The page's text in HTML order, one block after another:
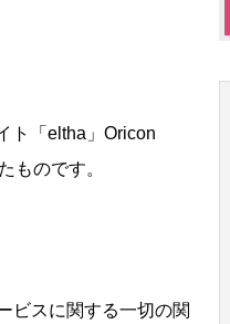
ト「eltha」Oricon
ものです。
ビスに関する一切の関